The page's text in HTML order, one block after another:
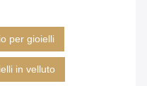
per gioielli
in velluto